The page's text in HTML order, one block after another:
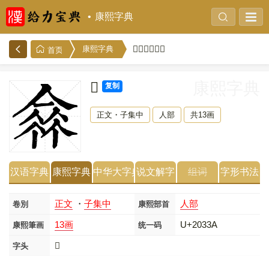
康熙字典
首页 康熙字典 𠌺的康熙字典
𠌺 复制
正文・子集中 人部 共13画
汉语字典 康熙字典 中华大字典说文解字 组词 字形书法
卷別 正文 ・ 子集中 康熙部首 人部
康熙筆画 13画 统一码 U+2033A
字头 𠌺